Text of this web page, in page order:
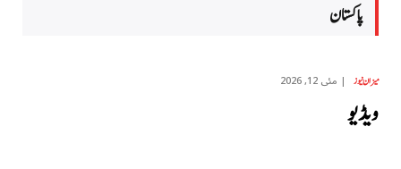
پاکستان
میزان نیوز مئی 12, 2026
ویڈیو